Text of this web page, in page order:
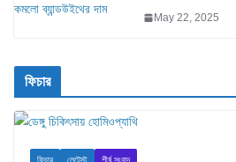
May 22, 2025
ফিচার
ফিচার লেটেস্ট শীর্ষ সংবাদ